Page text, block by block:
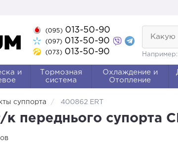
(095)013-50-90
(097)013-50-90
(073)013-50-90
Какую
Например:
и
Тормозная
система
Охлаждение и
Отопление
суппорта 400862 ERT
к переднього супорта